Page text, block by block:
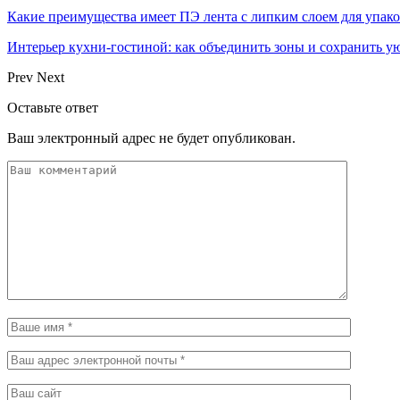
Какие преимущества имеет ПЭ лента с липким слоем для
Интерьер кухни-гостиной: как объединить зоны и сохранить
Prev Next
Оставьте ответ
Ваш электронный адрес не будет опубликован.